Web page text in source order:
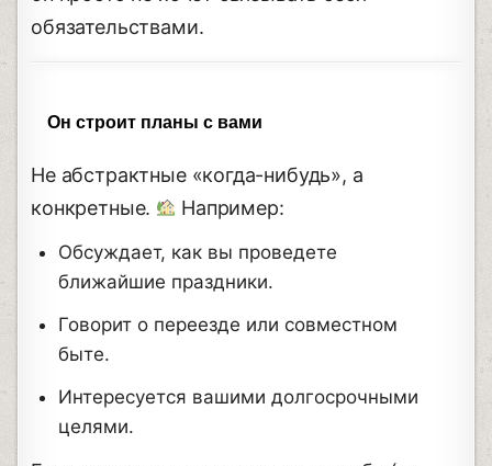
обязательствами.
Он строит планы с вами
Не абстрактные «когда-нибудь», а
конкретные.
Например:
Обсуждает, как вы проведете
ближайшие праздники.
Говорит о переезде или совместном
быте.
Интересуется вашими долгосрочными
целями.